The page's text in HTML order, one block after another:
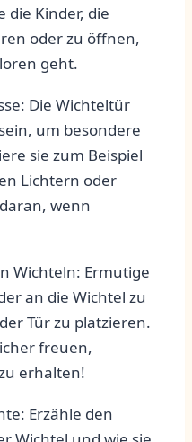
die​ Kinder, die
oder zu öffnen,
geht.
Die Wichteltür
um besondere
sie zum Beispiel
Lichtern oder
wenn
Wichteln: Ermutige
an ⁣die Wichtel zu
Tür ‍zu platzieren.
freuen,
erhalten!
Erzähle⁣ den⁢